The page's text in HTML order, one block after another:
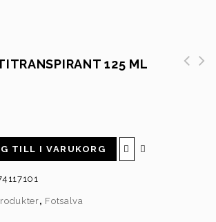
125 ML
TILL I VARUKORG
, Fotsalva